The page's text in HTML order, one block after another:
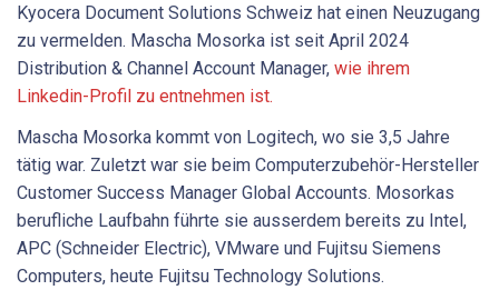
Kyocera Document Solutions Schweiz hat einen Neuzugang
zu vermelden. Mascha Mosorka ist seit April 2024
Distribution & Channel Account Manager, wie ihrem
Linkedin-Profil zu entnehmen ist.
Mascha Mosorka kommt von Logitech, wo sie 3,5 Jahre
tätig war. Zuletzt war sie beim Computerzubehör-Hersteller
Customer Success Manager Global Accounts. Mosorkas
berufliche Laufbahn führte sie ausserdem bereits zu Intel,
APC (Schneider Electric), VMware und Fujitsu Siemens
Computers, heute Fujitsu Technology Solutions.